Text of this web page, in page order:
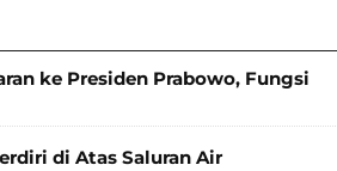
ke Presiden Prabowo, Fungsi
di Atas Saluran Air